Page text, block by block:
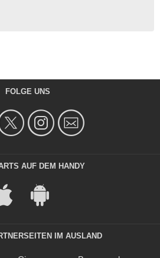
FOLGE UNS
AUF DEM HANDY
IM AUSLAND